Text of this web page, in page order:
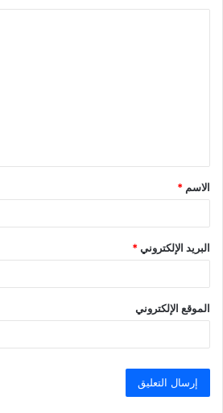
ق
*
الاسم *
البريد الإلكتروني*
الموقع الإلكتروني